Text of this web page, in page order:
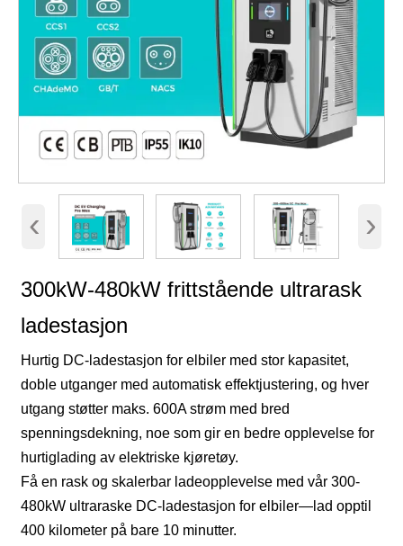
‹ ›
300kW-480kW frittstående ultrarask
ladestasjon
Hurtig DC-ladestasjon for elbiler med stor kapasitet,
doble utganger med automatisk effektjustering, og hver
utgang støtter maks. 600A strøm med bred
spenningsdekning, noe som gir en bedre opplevelse for
hurtiglading av elektriske kjøretøy.
Få en rask og skalerbar ladeopplevelse med vår 300-
480kW ultraraske DC-ladestasjon for elbiler—lad opptil
400 kilometer på bare 10 minutter.